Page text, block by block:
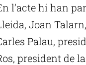
l’acte hi han
Joan
Palau,
president de